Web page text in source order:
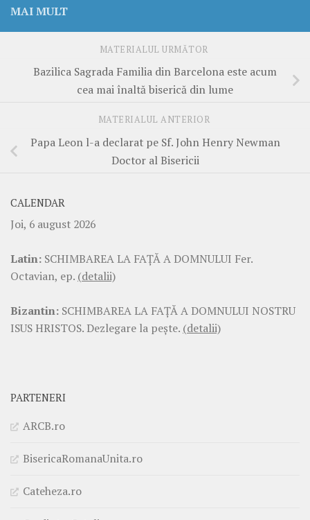
MAI MULT
MATERIALUL URMĂTOR
Bazilica Sagrada Familia din Barcelona este acum
cea mai înaltă biserică din lume
MATERIALUL ANTERIOR
Papa Leon l-a declarat pe Sf. John Henry Newman
Doctor al Bisericii
CALENDAR
Joi, 6 august 2026
Latin: SCHIMBAREA LA FAŢĂ A DOMNULUI Fer.
Octavian, ep. (detalii)
Bizantin: SCHIMBAREA LA FAŢĂ A DOMNULUI NOSTRU
ISUS HRISTOS. Dezlegare la pește. (detalii)
PARTENERI
ARCB.ro
BisericaRomanaUnita.ro
Cateheza.ro